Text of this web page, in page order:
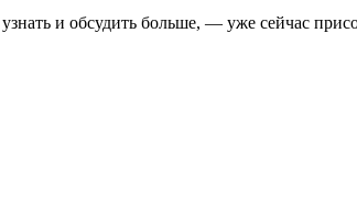
и обсудить больше, — уже сейчас